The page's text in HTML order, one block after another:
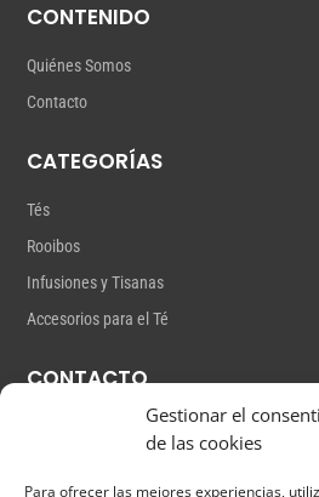
Gestionar el
de las cookies
Para ofrecer las mejores experiencias,
CONTENIDO
Quiénes Somos
Contacto
CATEGORÍAS
Tés
Rooibos
Infusiones y Tisanas
Accesorios para el Té
CONTACTO
Gutiérrez Mas,18